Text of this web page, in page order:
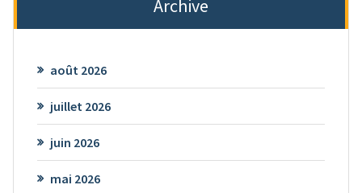
Archive
août 2026
juillet 2026
juin 2026
mai 2026